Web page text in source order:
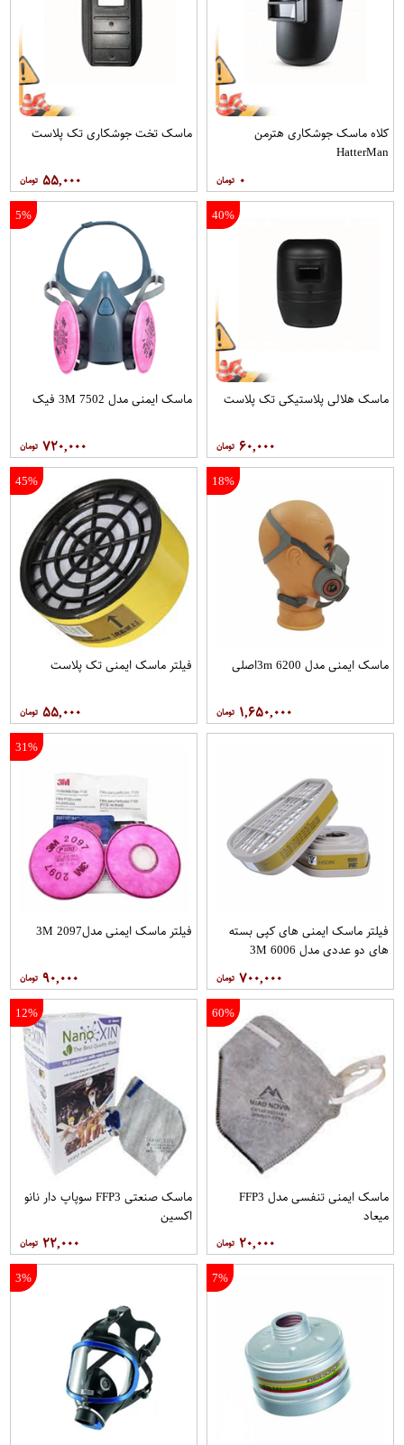
کلاه ماسک جوشکاری هترمن
HatterMan
۰
ماسک تخت جوشکاری تک پلاست
۵۵,۰۰۰
40%
ماسک هلالی پلاستیکی تک پلاست
۶۰,۰۰۰
5%
ماسک ایمنی مدل 7502 3M فیک
۷۲۰,۰۰۰
18%
ماسک ایمنی مدل 6200 3mاصلی
۱,۶۵۰,۰۰۰
45%
فيلتر ماسک ایمنی تک پلاست
۵۵,۰۰۰
فیلتر ماسک ایمنی های کپی بسته
های دو عددی مدل 6006 3M
۷۰۰,۰۰۰
31%
فیلتر ماسک ایمنی مدل2097 3M
۹۰,۰۰۰
60%
ماسک ایمنی تنفسی مدل FFP3
ميعاد
۲۰,۰۰۰
12%
ماسک صنعتی FFP3 سوپاپ دار نانو
اکسين
۲۲,۰۰۰
7%
3%